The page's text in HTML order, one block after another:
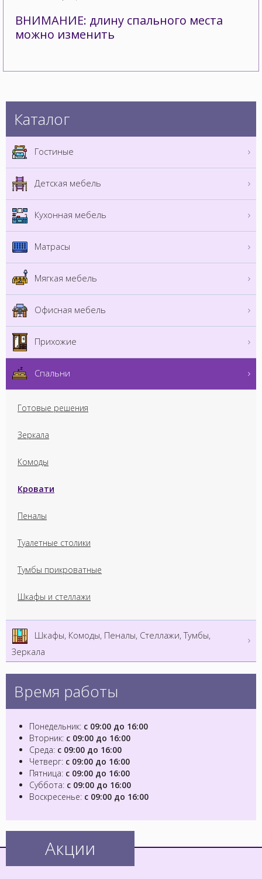
ВНИМАНИЕ: длину спального места
можно изменить
Каталог
Гостиные
Детская мебель
Кухонная мебель
Матрасы
Мягкая мебель
Офисная мебель
Прихожие
Спальни
Готовые решения
Зеркала
Комоды
Кровати
Пеналы
Туалетные столики
Тумбы прикроватные
Шкафы и стеллажи
Шкафы, Комоды, Пеналы, Стеллажи, Тумбы,
Зеркала
Время работы
Понедельник: с 09:00 до 16:00
Вторник: с 09:00 до 16:00
Среда: с 09:00 до 16:00
Четверг: с 09:00 до 16:00
Пятница: с 09:00 до 16:00
Суббота: с 09:00 до 16:00
Воскресенье: с 09:00 до 16:00
Акции